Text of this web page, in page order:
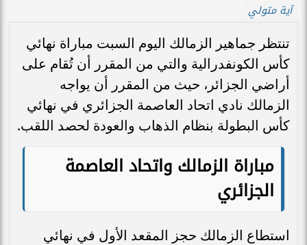
آية متولي
تنتظر جماهير الزمالك اليوم السبت مباراة نهائي
كأس الكونفدرالية والتي من المقرر أن تُقام على
أراضي الجزائر، حيث من المقرر أن يواجه
الزمالك نادي اتحاد العاصمة الجزائري في نهائي
كأس البطولة بنظام الذهاب والعودة لحصد اللقب.
مباراة الزمالك واتحاد العاصمة
الجزائري
استطاع الزمالك حجز المقعد الأول في نهائي